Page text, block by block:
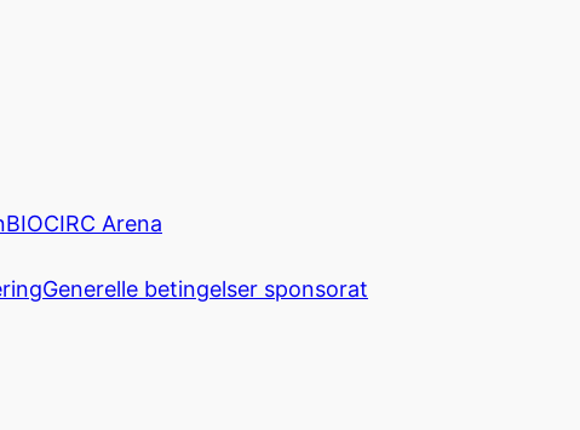
BIOCIRC Arena
Generelle betingelser sponsorat